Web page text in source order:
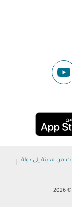
من مدينة إلى دولة |